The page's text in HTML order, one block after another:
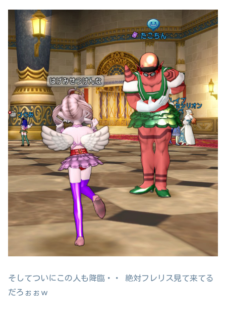
そしてついにこの人も降臨・・ 絶対フレリス見て来てる
だろぉぉｗ